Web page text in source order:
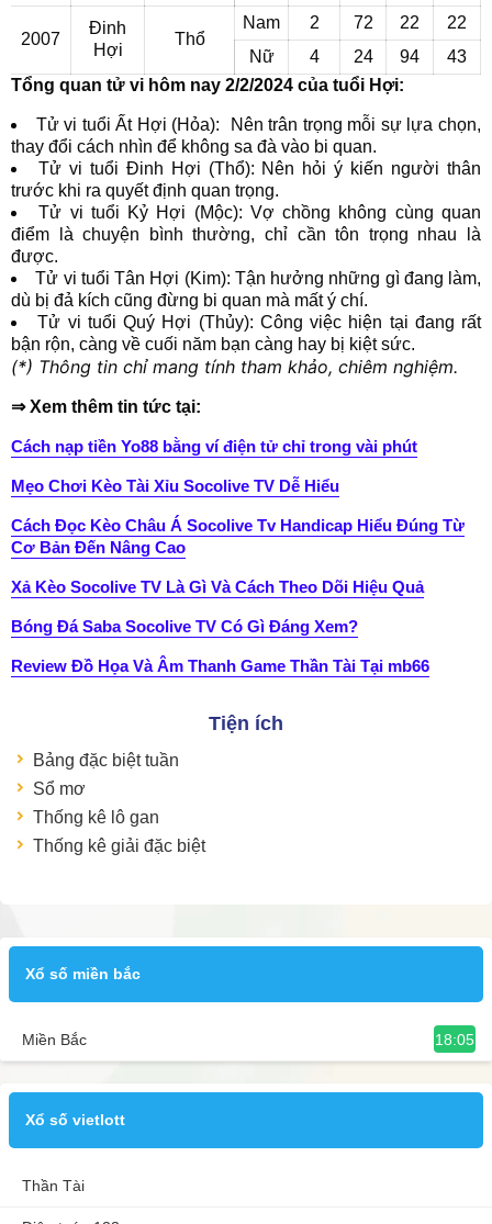
2007
Đinh
Hợi
Thổ
Nam 2 72 22
22
Nữ
4 24 94
43
Tổng quan tử vi hôm nay 2/2/2024 của tuổi Hợi:
Tử vi tuổi Ất Hợi (Hỏa): Nên trân trọng mỗi sự lựa chọn,
thay đổi cách nhìn để không sa đà vào bi quan.
Tử vi tuổi Đinh Hợi (Thổ): Nên hỏi ý kiến người thân
trước khi ra quyết định quan trọng.
Tử vi tuổi Kỷ Hợi (Mộc): Vợ chồng không cùng quan
điểm là chuyện bình thường, chỉ cần tôn trọng nhau là
được.
Tử vi tuổi Tân Hợi (Kim): Tận hưởng những gì đang làm,
dù bị đả kích cũng đừng bi quan mà mất ý chí.
Tử vi tuổi Quý Hợi (Thủy): Công việc hiện tại đang rất
bận rộn, càng về cuối năm bạn càng hay bị kiệt sức.
(*) Thông tin chỉ mang tính tham khảo, chiêm nghiệm.
⇒ Xem thêm tin tức tại:
Cách nạp tiền Yo88 bằng ví điện tử chỉ trong vài phút
Mẹo Chơi Kèo Tài Xỉu Socolive TV Dễ Hiểu
Cách Đọc Kèo Châu Á Socolive Tv Handicap Hiểu Đúng Từ
Cơ Bản Đến Nâng Cao
Xả Kèo Socolive TV Là Gì Và Cách Theo Dõi Hiệu Quả
Bóng Đá Saba Socolive TV Có Gì Đáng Xem?
Review Đồ Họa Và Âm Thanh Game Thần Tài Tại mb66
Tiện ích
Bảng đặc biệt tuần
Sổ mơ
Thống kê lô gan
Thống kê giải đặc biệt
Xổ số miền bắc
Miền Bắc 18:05
Xổ số vietlott
Thần Tài